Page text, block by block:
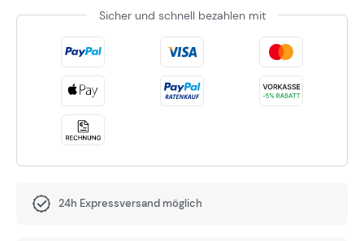
Sicher und schnell bezahlen mit
24h Expressversand möglich